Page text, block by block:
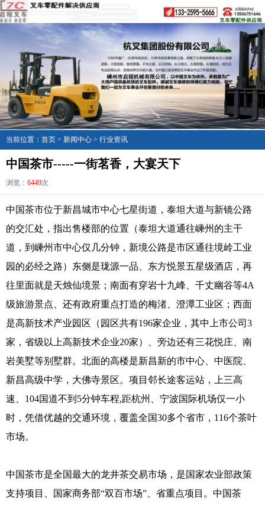
当前位置： 首页 > 新闻中心 > 行业资讯
中国茶市-----一街茗香，大宴天下
浏览： 6449次
中国茶市位于新昌城市中心七星街道，泰坦大道与新镜公路
的交汇处，指出售楼部的位置（泰坦大道通往嵊州的主干
道，到嵊州市中心仅几分钟，新境公路是市区通往境岭工业
园的必经之路）东侧是珑源一品、东方悦景五星级酒店，再
往里面就是天烛仙境景；南面有穿岩十九峰、千丈幽谷等4A
级旅游景点、还有政府重点打造的梅渚、澄潭工业区；西面
是高新技术产业园区（园区共有196家企业，其中上市公司3
家，省级以上高新技术企业20家）、旁边还有三花悦庄、南
岩美墅等别墅群。北面的高楼是新昌新的市中心、中医院、
新昌高级中学，大佛寺景区。项目邻长途客运站，上三高
速、104国道不到5分钟车程,距杭州、宁波国际机场仅一小
时，凭借优越的交通环境，覆盖全国30多个省市，116个茶叶
市场。
中国茶市是全国最大的龙井茶交易市场，是国家农业部政策
支持项目、国家商务部“双百市场”、省重点项目。中国茶